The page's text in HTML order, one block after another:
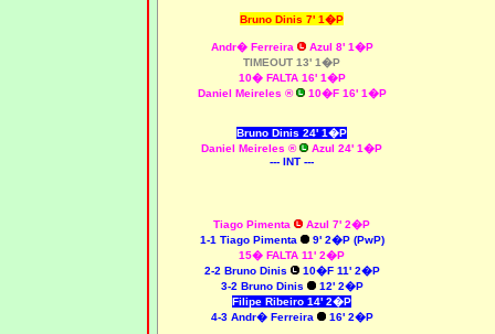
Bruno Dinis 7' 1�P
Andr� Ferreira
Azul 8' 1�P
TIMEOUT 13' 1�P
10� FALTA 16' 1�P
Daniel Meireles ® 10�F 16' 1�P
Bruno Dinis 24' 1�P
Daniel Meireles ®
Azul 24' 1�P
--- INT ---
Tiago Pimenta
Azul 7' 2�P
1-1 Tiago Pimenta
9' 2�P (PwP)
15� FALTA 11' 2�P
2-2 Bruno Dinis
10�F 11' 2�P
3-2 Bruno Dinis
12' 2�P
Filipe Ribeiro 14' 2�P
4-3 Andr� Ferreira
16' 2�P